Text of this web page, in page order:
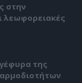
στην
λεωφορειακές
της